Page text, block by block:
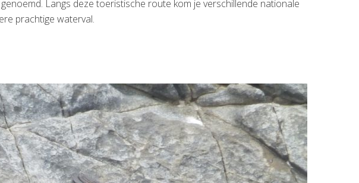
Langs deze toeristische route kom je verschillende nationale
prachtige waterval.